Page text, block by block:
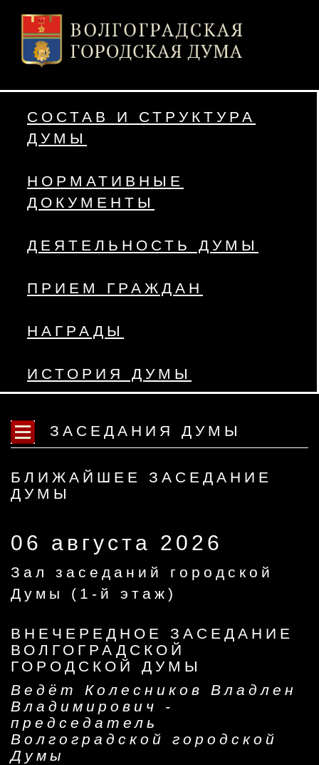
СОСТАВ И СТРУКТУРА
ДУМЫ
НОРМАТИВНЫЕ
ДОКУМЕНТЫ
ДЕЯТЕЛЬНОСТЬ ДУМЫ
ПРИЕМ ГРАЖДАН
НАГРАДЫ
ИСТОРИЯ ДУМЫ
ЗАСЕДАНИЯ ДУМЫ
БЛИЖАЙШЕЕ ЗАСЕДАНИЕ
ДУМЫ
06 августа 2026
Зал заседаний городской
Думы (1-й этаж)
ВНЕЧЕРЕДНОЕ ЗАСЕДАНИЕ
ВОЛГОГРАДСКОЙ
ГОРОДСКОЙ ДУМЫ
Ведёт Колесников Владлен
Владимирович -
председатель
Волгоградской городской
Думы